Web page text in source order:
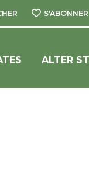
S'ABONNER
ALTER